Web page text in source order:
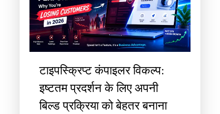
टाइपस्क्रिप्ट कंपाइलर विकल्प:
इष्टतम प्रदर्शन के लिए अपनी
बिल्ड प्रक्रिया को बेहतर बनाना